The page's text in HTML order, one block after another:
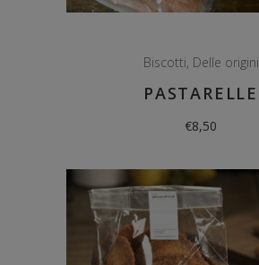
Biscotti, Delle origini
PASTARELLE
€8,50